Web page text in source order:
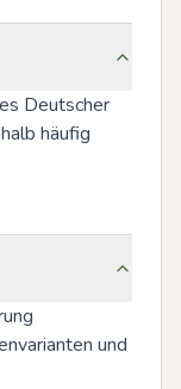
Deutscher
häufig
und